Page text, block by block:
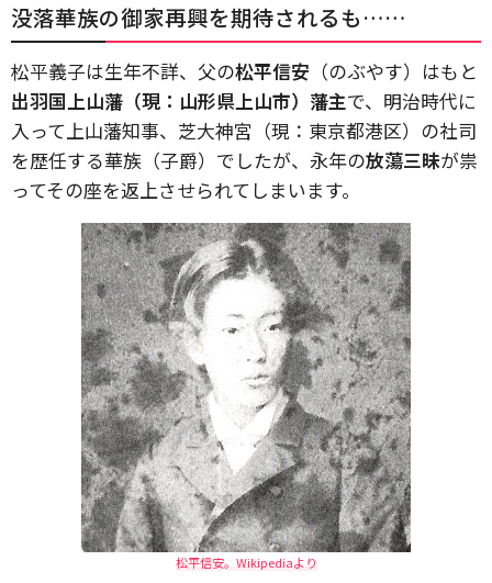
没落華族の御家再興を期待されるも……
松平義子は生年不詳、父の松平信安 （のぶやす）はもと
出羽国上山藩（現：山形県上山市）藩主で、明治時代に
入って上山藩知事、芝大神宮（現：東京都港区）の社司
を歴任する華族（子爵）でしたが、永年の放蕩三昧が祟
ってその座を返上させられてしまいます。
松平信安。Wikipediaより